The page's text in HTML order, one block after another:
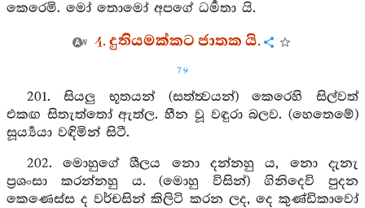
කෙරෙමි. මෝ තොමෝ අපගේ ධර්‍මතා යි.
4. දුතියමක්කට ජාතක යි.
79
201. සියලු භූතයන් (සත්ත්‍වයන්) කෙරෙහි සිල්වත්
එකඟ සිතැත්තෝ ඇත්ල. හීන වූ වඳුරා බලව. (හෙතෙමේ)
සූර්‍ය්‍යයා වඳිමින් සිටී.
202. මොහුගේ ශීලය නො දන්නහු ය, නො දැනැ
ප්‍රශංසා කරන්නහු ය. (මොහු විසින්) ගිනිදෙවි පුදන
කෙණෙස්ස ද වර්චසින් කිලිටි කරන ලද, දෙ කුණ්ඩිකාවෝ